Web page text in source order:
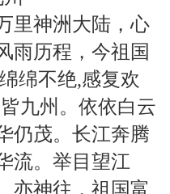
里神洲大陆，心
雨历程，今祖国
绵不绝,感复欢
九州。依依白云
仍茂。长江奔腾
流。举目望江
亦神往，祖国富